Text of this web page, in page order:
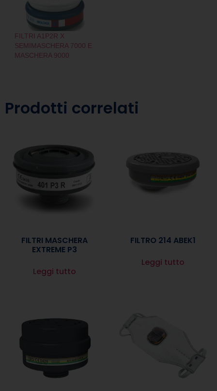
FILTRI A1P2R X
SEMIMASCHERA 7000 E
MASCHERA 9000
Prodotti correlati
FILTRI MASCHERA
EXTREME P3
Leggi tutto
FILTRO 214 ABEK1
Leggi tutto